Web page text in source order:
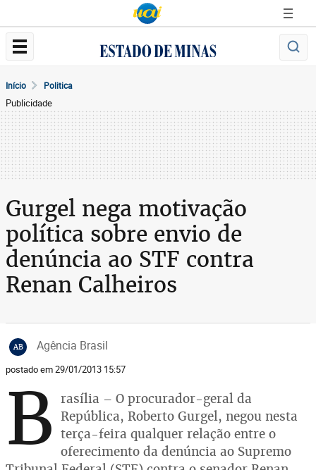
Início Politica
Publicidade
Gurgel nega motivação
política sobre envio de
denúncia ao STF contra
Renan Calheiros
AB Agência Brasil
postado em 29/01/2013 15:57
B rasília – O procurador-geral da
República, Roberto Gurgel, negou nesta
terça-feira qualquer relação entre o
oferecimento da denúncia ao Supremo